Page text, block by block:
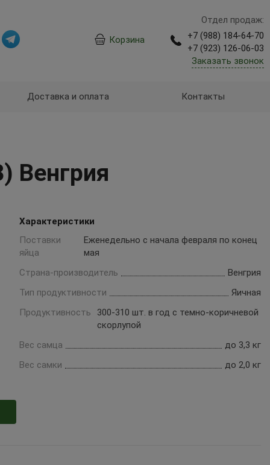
Корзина
Отдел продаж:
+7 (988) 184-64-70
+7 (923) 126-06-03
Заказать звонок
Доставка и оплата Контакты
Венгрия
Характеристики
Поставки
яйца
Еженедельно с начала февраля по конец
мая
Страна-производитель
Венгрия
Тип продуктивности
Яичная
Продуктивность
300-310 шт. в год с темно-коричневой
скорлупой
Вес самца
до 3,3 кг
Вес самки
до 2,0 кг